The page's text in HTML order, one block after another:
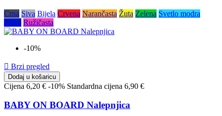
Crna Siva Bijela Crvena Narančasta Žuta Zelena Svetlo modra
Plava Ružičasta
-10%
 Brzi pregled
Dodaj u košaricu
Cijena 6,20 € -10% Standardna cijena 6,90 €
BABY ON BOARD Nalepnjica